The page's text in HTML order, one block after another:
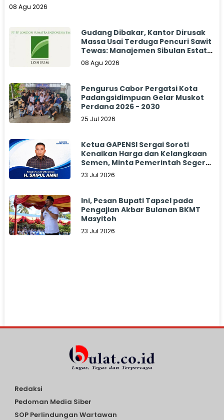
08 Agu 2026
Gudang Dibakar, Kantor Dirusak
Massa Usai Terduga Pencuri Sawit
Tewas: Manajemen Sibulan Estate
Bungkam
08 Agu 2026
Pengurus Cabor Pergatsi Kota
Padangsidimpuan Gelar Muskot
Perdana 2026 - 2030
25 Jul 2026
Ketua GAPENSI Sergai Soroti
Kenaikan Harga dan Kelangkaan
Semen, Minta Pemerintah Segera
Bertindak
23 Jul 2026
Ini, Pesan Bupati Tapsel pada
Pengajian Akbar Bulanan BKMT
Masyitoh
23 Jul 2026
Redaksi
Pedoman Media Siber
SOP Perlindungan Wartawan